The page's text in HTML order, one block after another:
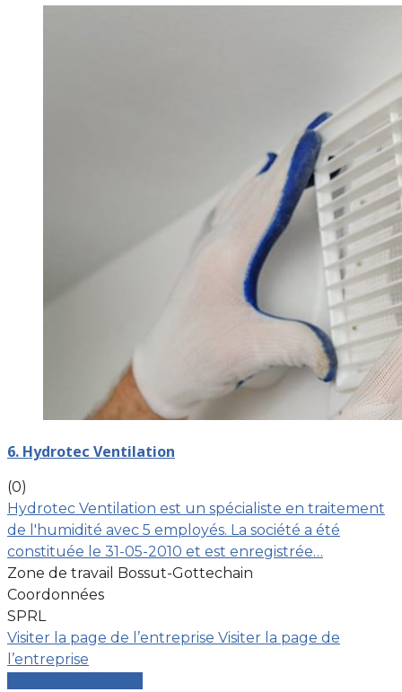
6. Hydrotec Ventilation
(0)
Hydrotec Ventilation est un spécialiste en traitement
de l'humidité avec 5 employés. La société a été
constituée le 31-05-2010 et est enregistrée…
Zone de travail Bossut-Gottechain
Coordonnées
SPRL
Visiter la page de l’entreprise Visiter la page de
l’entreprise